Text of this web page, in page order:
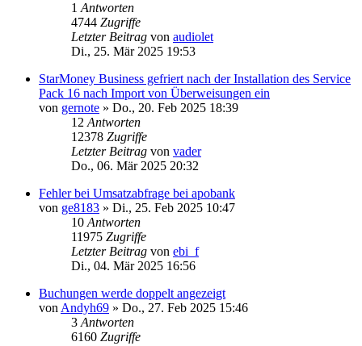
1 Antworten
4744 Zugriffe
Letzter Beitrag von audiolet
Di., 25. Mär 2025 19:53
StarMoney Business gefriert nach der Installation des Service
Pack 16 nach Import von Überweisungen ein
von gernote » Do., 20. Feb 2025 18:39
12 Antworten
12378 Zugriffe
Letzter Beitrag von vader
Do., 06. Mär 2025 20:32
Fehler bei Umsatzabfrage bei apobank
von ge8183 » Di., 25. Feb 2025 10:47
10 Antworten
11975 Zugriffe
Letzter Beitrag von ebi_f
Di., 04. Mär 2025 16:56
Buchungen werde doppelt angezeigt
von Andyh69 » Do., 27. Feb 2025 15:46
3 Antworten
6160 Zugriffe